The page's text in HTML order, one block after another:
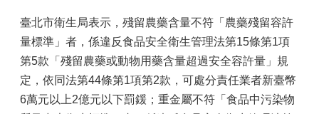
臺北市衛生局表示，殘留農藥含量不符「農藥殘留容許
量標準」者，係違反食品安全衛生管理法第15條第1項
第5款「殘留農藥或動物用藥含量超過安全容許量」規
定，依同法第44條第1項第2款，可處分責任業者新臺幣
6萬元以上2億元以下罰鍰；重金屬不符「食品中污染物